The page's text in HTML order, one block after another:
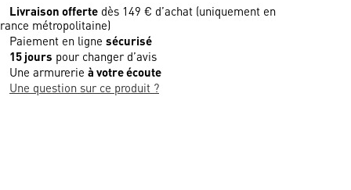
Livraison offerte dès 149 € d’achat (uniquement en
métropolitaine)
Paiement en ligne sécurisé
15 jours pour changer d’avis
Une armurerie à votre écoute
Une question sur ce produit ?